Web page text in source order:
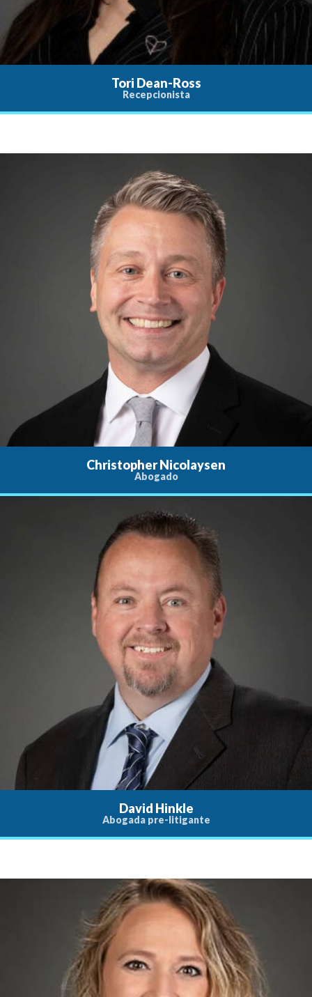
Tori Dean-Ross
Recepcionista
Christopher Nicolaysen
Abogado
David Hinkle
Abogada pre-litigante